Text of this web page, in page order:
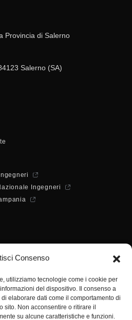
Consenso
utilizziamo tecnologie come i cookie per
del dispositivo. Il consenso a
elaborare dati come il comportamento di
sito. Non acconsentire o ritirare il
su alcune caratteristiche e funzioni.
Provincia di Salerno
Salerno (SA)
Ingegneri